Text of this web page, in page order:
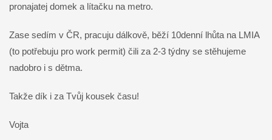
pronajatej domek a lítačku na metro.
Zase sedím v ČR, pracuju dálkově, běží 10denní lhůta na LMIA
(to potřebuju pro work permit) čili za 2-3 týdny se stěhujeme
nadobro i s dětma.
Takže dík i za Tvůj kousek času!
Vojta